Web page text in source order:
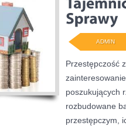
ADMIN
Przestępczość
poszukujących
rozbudowane
przestępczym,